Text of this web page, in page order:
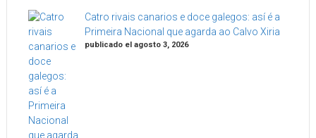
Catro rivais canarios e doce galegos: así é a
Primeira Nacional que agarda ao Calvo Xiria
publicado el agosto 3, 2026